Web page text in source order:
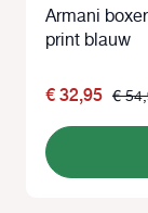
Armani
print blauw
€ 32,95 €